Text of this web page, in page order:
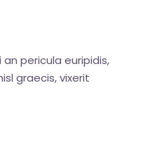
an pericula euripidis,
graecis, vixerit